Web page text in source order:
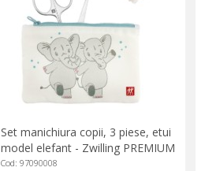
Set manichiura copii, 3 piese, etui
model elefant - Zwilling PREMIUM
Cod: 97090008